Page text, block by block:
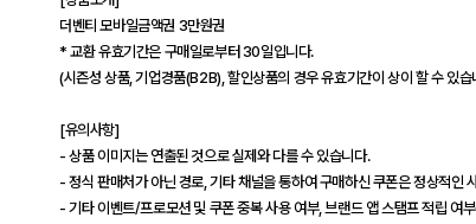
더벤티 모바일금액권 3만원권
* 교환 유효기간은 구매일로부터 30일입니다.
(시즌성 상품, 기업경품(B2B), 할인상품의 경우 유효기간이 상이 할 수 있습
[유의사항]
- 상품 이미지는 연출된 것으로 실제와 다를 수 있습니다.
- 정식 판매처가 아닌 경로, 기타 채널을 통하여 구매하신 쿠폰은 정상적인
- 기타 이벤트/프로모션 및 쿠폰 중복 사용 여부, 브랜드 앱 스탬프 적립 여